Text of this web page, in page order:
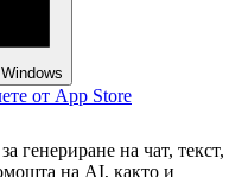
генериране на чат, текст,
на AI, както и